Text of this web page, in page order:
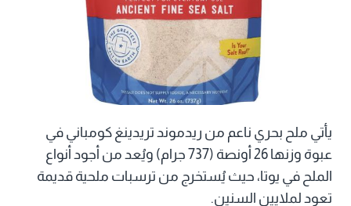
يأتي ملح بحري ناعم من ريدموند تريدينغ كومباني في
عبوة وزنها 26 أونصة (737 جرام) ويُعد من أجود أنواع
الملح في يوتا، حيث يُستخرج من ترسبات ملحية قديمة
تعود لملايين السنين.